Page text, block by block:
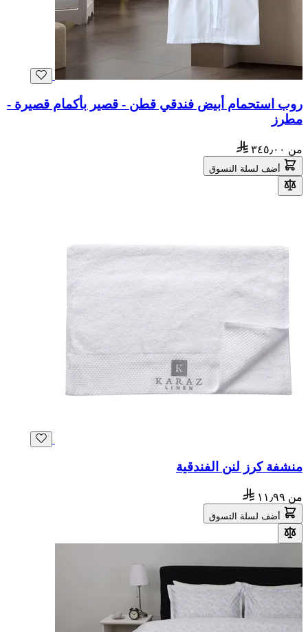
روب استحمام أبيض فندقي قطن - قصير بأكمام قصيرة -
مطرز
من ٣٤٥٫٠٠
أضف لسلة التسوق
منشفة كرز لنن الفندقية
من ١١٫٩٩
أضف لسلة التسوق